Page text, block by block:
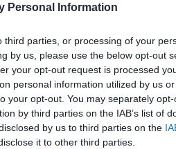
Personal Information
parties, or processing of your
by us, please use the below opt-out
your opt-out request is processed
personal information utilized by us
your opt-out. You may separately
by third parties on the IAB’s list of
by us to third parties on the
it to other third parties.
sida »
17 22:58
Kom ihåg mig
Glömt ditt lösenord?
Få ny aktiveringslänk
Betapet är gratis!